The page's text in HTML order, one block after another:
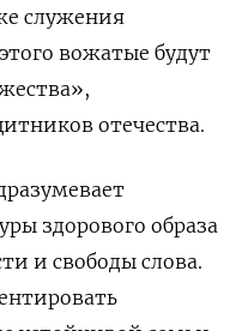
служения
вожатые будут
отечества.
здорового образа
и свободы слова.